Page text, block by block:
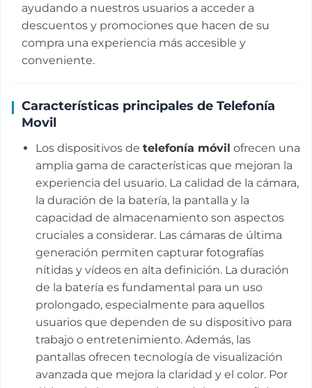
ayudando a nuestros usuarios a acceder a
descuentos y promociones que hacen de su
compra una experiencia más accesible y
conveniente.
Características principales de Telefonía
Movil
Los dispositivos de telefonía móvil ofrecen una
amplia gama de características que mejoran la
experiencia del usuario. La calidad de la cámara,
la duración de la batería, la pantalla y la
capacidad de almacenamiento son aspectos
cruciales a considerar. Las cámaras de última
generación permiten capturar fotografías
nítidas y vídeos en alta definición. La duración
de la batería es fundamental para un uso
prolongado, especialmente para aquellos
usuarios que dependen de su dispositivo para
trabajo o entretenimiento. Además, las
pantallas ofrecen tecnología de visualización
avanzada que mejora la claridad y el color. Por